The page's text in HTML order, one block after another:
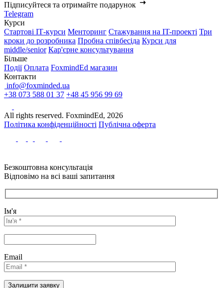
Підписуйтеся та отримайте подарунок
Telegram
Курси
Стартові IТ-курси Менторинг Стажування на IT-проекті Три
кроки до розробника Пробна співбесіда Курси для
middle/senior Кар'єрне консультування
Більше
Події Оплата FoxmindEd магазин
Контакти
info@foxminded.ua
+38 073 588 01 37 +48 45 956 99 69
All rights reserved. FoxmindEd, 2026
Політика конфіденційності Публічна оферта
Безкоштовна консультація
Відповімо на всі ваші запитання
Ім'я
Email